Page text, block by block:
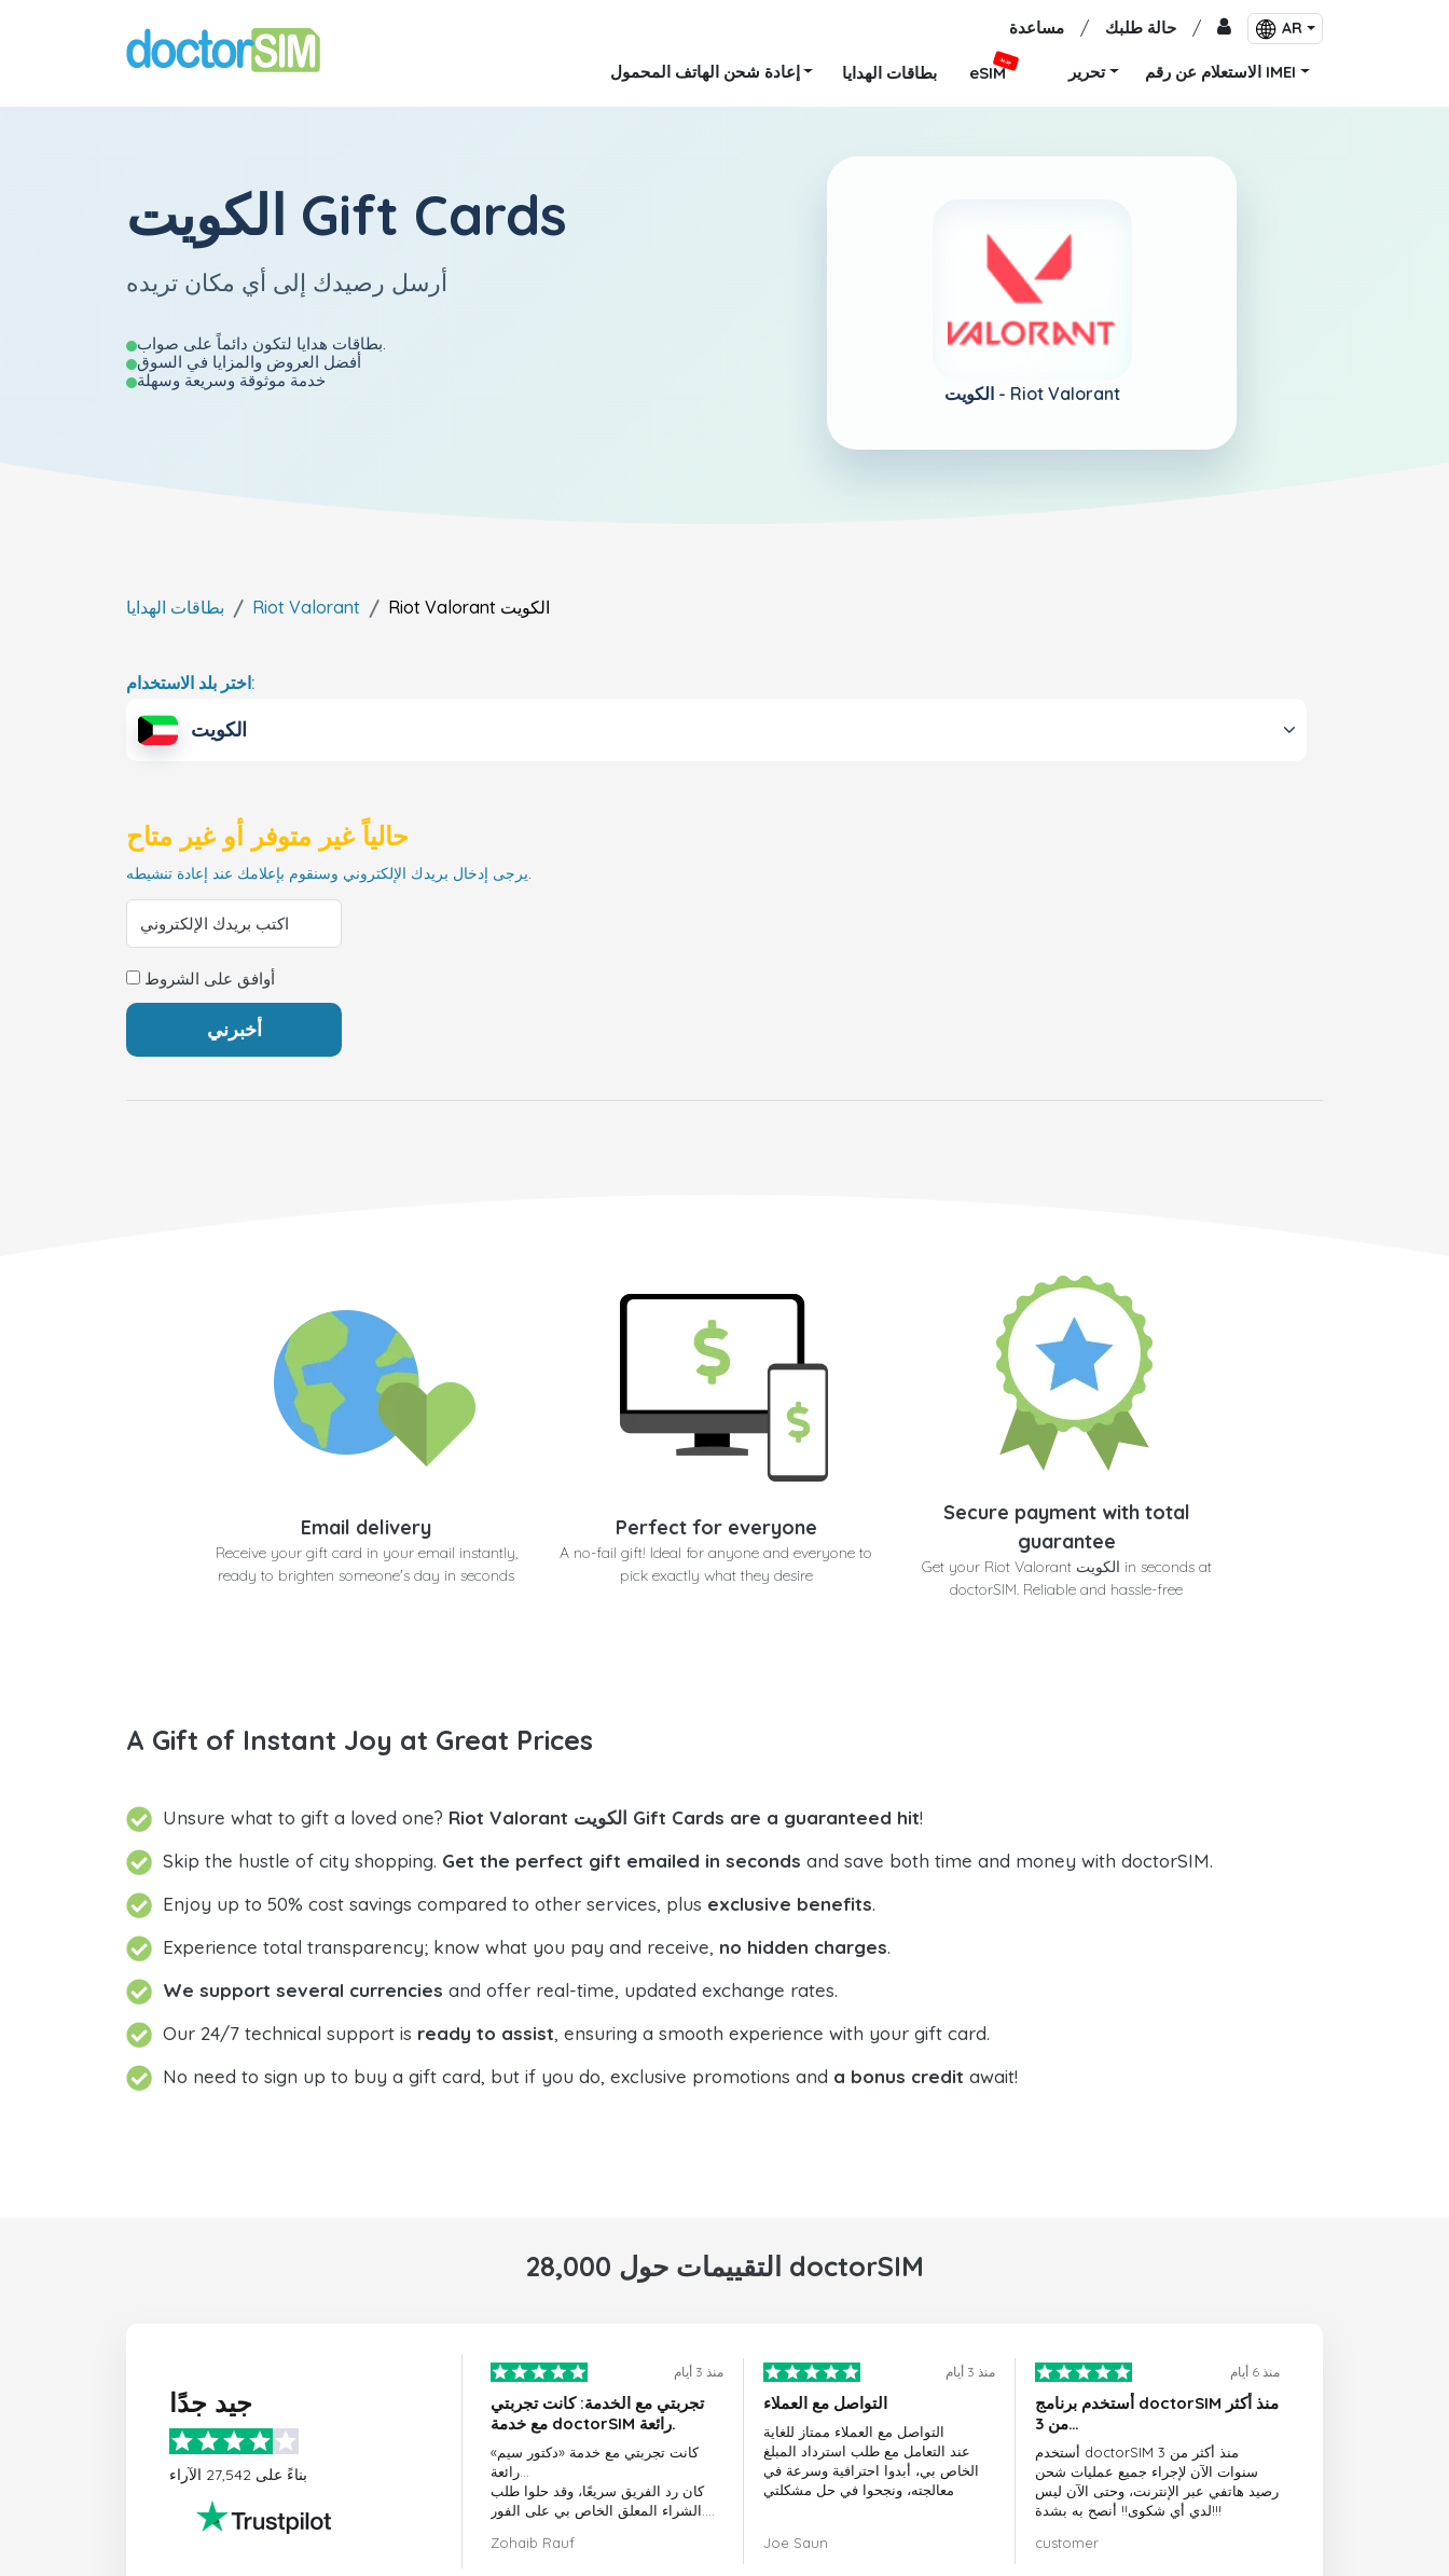
مساعدة / حالة طلبك / AR
إعادة شحن الهاتف المحمول بطاقات الهدايا eSIM
جديد
تحرير الاستعلام عن رقم IMEI
الكويت Gift Cards
أرسل رصيدك إلى أي مكان تريده
بطاقات هدايا لتكون دائماً على صواب.
أفضل العروض والمزايا في السوق
خدمة موثوقة وسريعة وسهلة
الكويت - Riot Valorant
بطاقات الهدايا Riot Valorant Riot Valorant الكويت
اختر بلد الاستخدام:
الكويت
حالياً غير متوفر أو غير متاح
يرجى إدخال بريدك الإلكتروني وسنقوم بإعلامك عند إعادة تنشيطه.
أوافق على الشروط
Email delivery
Receive your gift card in your email instantly,
ready to brighten someone's day in seconds
Perfect for everyone
A no-fail gift! Ideal for anyone and everyone to
pick exactly what they desire
Secure payment with total
guarantee
Get your Riot Valorant الكويت in seconds at
doctorSIM. Reliable and hassle-free
A Gift of Instant Joy at Great Prices
Unsure what to gift a loved one? Riot Valorant الكويت Gift Cards are a guaranteed hit!
Skip the hustle of city shopping. Get the perfect gift emailed in seconds and save both time and money with doctorSIM.
Enjoy up to 50% cost savings compared to other services, plus exclusive benefits.
Experience total transparency; know what you pay and receive, no hidden charges.
We support several currencies and offer real-time, updated exchange rates.
Our 24/7 technical support is ready to assist, ensuring a smooth experience with your gift card.
No need to sign up to buy a gift card, but if you do, exclusive promotions and a bonus credit await!
28,000 التقييمات حول doctorSIM
جيد جدًا
بناءً على 27,542 الآراء
منذ 3 أيام
تجربتي مع الخدمة: كانت تجربتي
مع خدمة doctorSIM رائعة.
كانت تجربتي مع خدمة «دكتور سيم»
كان رد الفريق سريعًا، وقد حلوا طلب
قرارًا رائعًا.
Zohaib Rauf
منذ 3 أيام
التواصل مع العملاء
التواصل مع العملاء ممتاز للغاية
عند التعامل مع طلب استرداد المبلغ
الخاص بي، أبدوا احترافية وسرعة في
معالجته، ونجحوا في حل مشكلتي
Joe Saun
منذ 6 أيام
أستخدم برنامج doctorSIM منذ أكثر
من 3…
أستخدم doctorSIM منذ أكثر من 3
سنوات الآن لإجراء جميع عمليات شحن
رصيد هاتفي عبر الإنترنت، وحتى الآن ليس
لدي أي شكوى!! أنصح به بشدة!!!
customer